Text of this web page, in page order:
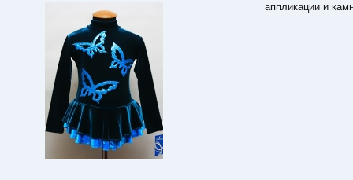
аппликации и